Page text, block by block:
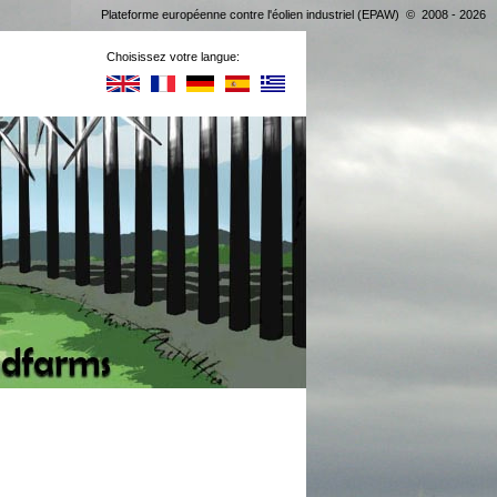
Choisissez votre langue:
Plateforme européenne contre l'éolien industriel (EPAW) © 2008 - 2026